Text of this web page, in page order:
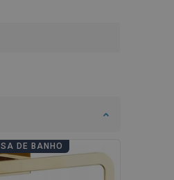
DE BANHOPORTUGUESE
CROATIAN